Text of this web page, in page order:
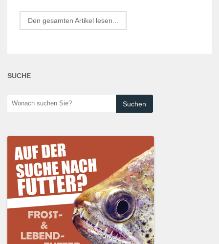
Den gesamten Artikel lesen...
SUCHE
Wonach